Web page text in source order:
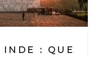
: QUE